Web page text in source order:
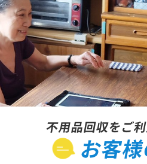
不用品回収をご
お客